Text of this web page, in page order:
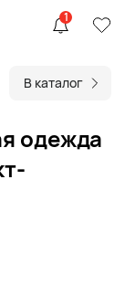
1
В каталог
одежда